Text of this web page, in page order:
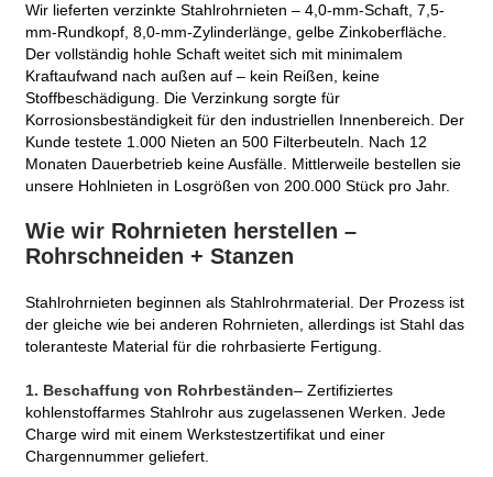
Wir lieferten verzinkte Stahlrohrnieten – 4,0-mm-Schaft, 7,5-
mm-Rundkopf, 8,0-mm-Zylinderlänge, gelbe Zinkoberfläche.
Der vollständig hohle Schaft weitet sich mit minimalem
Kraftaufwand nach außen auf – kein Reißen, keine
Stoffbeschädigung. Die Verzinkung sorgte für
Korrosionsbeständigkeit für den industriellen Innenbereich. Der
Kunde testete 1.000 Nieten an 500 Filterbeuteln. Nach 12
Monaten Dauerbetrieb keine Ausfälle. Mittlerweile bestellen sie
unsere Hohlnieten in Losgrößen von 200.000 Stück pro Jahr.
Wie wir Rohrnieten herstellen –
Rohrschneiden + Stanzen
Stahlrohrnieten beginnen als Stahlrohrmaterial. Der Prozess ist
der gleiche wie bei anderen Rohrnieten, allerdings ist Stahl das
toleranteste Material für die rohrbasierte Fertigung.
1. Beschaffung von Rohrbeständen– Zertifiziertes
kohlenstoffarmes Stahlrohr aus zugelassenen Werken. Jede
Charge wird mit einem Werkstestzertifikat und einer
Chargennummer geliefert.